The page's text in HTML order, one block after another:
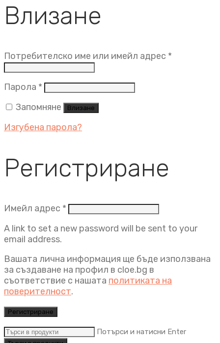
Влизане
Потребителско име или имейл адрес *
Парола * Задължително
Запомняне
Влизане
Изгубена парола?
Регистриране
Имейл адрес * Задължително
A link to set a new password will be sent to your
email address.
Вашата лична информация ще бъде използвана
за създаване на профил в cloe.bg в
съответствие с нашата политиката на
поверителност.
Регистриране
Потърси и натисни Enter